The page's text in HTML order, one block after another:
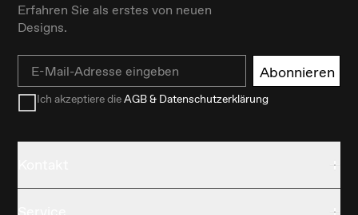
Erfahren Sie als erstes von neuen
Designs.
Email Abonnieren
Ich akzeptiere dieAGB & Datenschutzerklärung